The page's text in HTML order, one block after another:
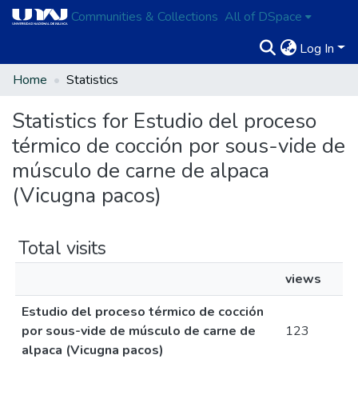
Communities & Collections All of DSpace
Log In
Home
Statistics
Statistics for Estudio del proceso
térmico de cocción por sous-vide de
músculo de carne de alpaca
(Vicugna pacos)
Total visits
views
Estudio del proceso térmico de cocción
por sous-vide de músculo de carne de
alpaca (Vicugna pacos)
123